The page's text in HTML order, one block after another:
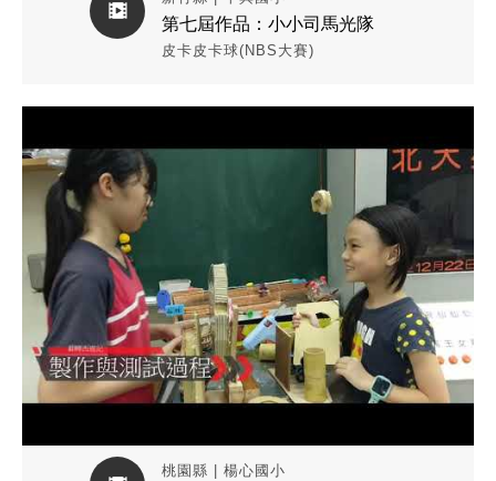
第七屆作品：小小司馬光隊
皮卡皮卡球(NBS大賽)
桃園縣 | 楊心國小